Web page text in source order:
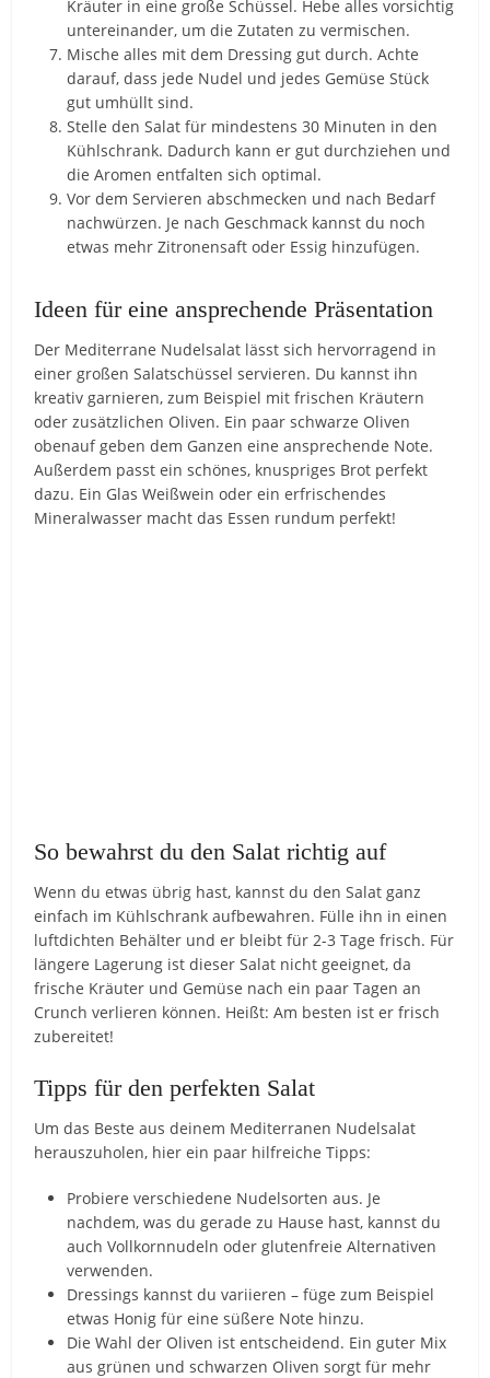
Kräuter in eine große Schüssel. Hebe alles vorsichtig
untereinander, um die Zutaten zu vermischen.
Mische alles mit dem Dressing gut durch. Achte
darauf, dass jede Nudel und jedes Gemüse Stück
gut umhüllt sind.
Stelle den Salat für mindestens 30 Minuten in den
Kühlschrank. Dadurch kann er gut durchziehen und
die Aromen entfalten sich optimal.
Vor dem Servieren abschmecken und nach Bedarf
nachwürzen. Je nach Geschmack kannst du noch
etwas mehr Zitronensaft oder Essig hinzufügen.
Ideen für eine ansprechende Präsentation
Der Mediterrane Nudelsalat lässt sich hervorragend in
einer großen Salatschüssel servieren. Du kannst ihn
kreativ garnieren, zum Beispiel mit frischen Kräutern
oder zusätzlichen Oliven. Ein paar schwarze Oliven
obenauf geben dem Ganzen eine ansprechende Note.
Außerdem passt ein schönes, knuspriges Brot perfekt
dazu. Ein Glas Weißwein oder ein erfrischendes
Mineralwasser macht das Essen rundum perfekt!
So bewahrst du den Salat richtig auf
Wenn du etwas übrig hast, kannst du den Salat ganz
einfach im Kühlschrank aufbewahren. Fülle ihn in einen
luftdichten Behälter und er bleibt für 2-3 Tage frisch. Für
längere Lagerung ist dieser Salat nicht geeignet, da
frische Kräuter und Gemüse nach ein paar Tagen an
Crunch verlieren können. Heißt: Am besten ist er frisch
zubereitet!
Tipps für den perfekten Salat
Um das Beste aus deinem Mediterranen Nudelsalat
herauszuholen, hier ein paar hilfreiche Tipps:
Probiere verschiedene Nudelsorten aus. Je
nachdem, was du gerade zu Hause hast, kannst du
auch Vollkornnudeln oder glutenfreie Alternativen
verwenden.
Dressings kannst du variieren – füge zum Beispiel
etwas Honig für eine süßere Note hinzu.
Die Wahl der Oliven ist entscheidend. Ein guter Mix
aus grünen und schwarzen Oliven sorgt für mehr